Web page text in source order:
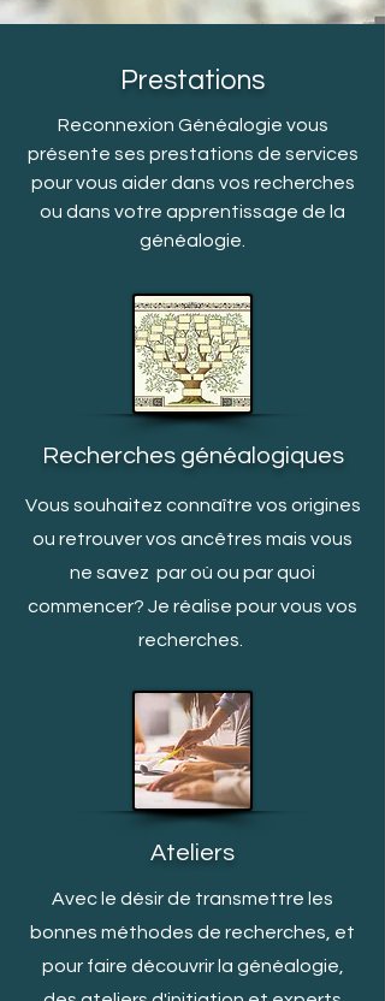
Prestations
Reconnexion Généalogie vous
présente ses prestations de services
pour vous aider dans vos recherches
ou dans votre apprentissage de la
généalogie.
Recherches généalogiques
Vous souhaitez connaître vos origines
ou retrouver vos ancêtres mais vous
ne savez par où ou par quoi
commencer? Je réalise pour vous vos
recherches.
Ateliers
Avec le désir de transmettre les
bonnes méthodes de recherches, et
pour faire découvrir la généalogie,